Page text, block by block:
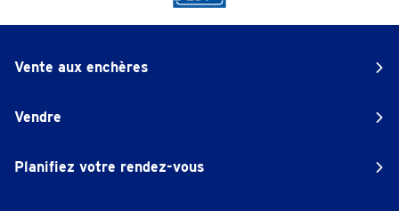
Vente aux enchères
Vendre
Planifiez votre rendez-vous